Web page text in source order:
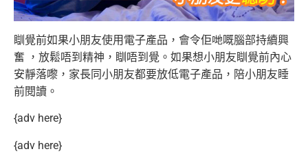
瞓覺前如果小朋友使用電子產品，會令佢哋嘅腦部持續興
奮 ，放鬆唔到精神，瞓唔到覺。如果想小朋友瞓覺前內心
安靜落嚟，家長同小朋友都要放低電子產品，陪小朋友睡
前閱讀。
{adv here}
{adv here}